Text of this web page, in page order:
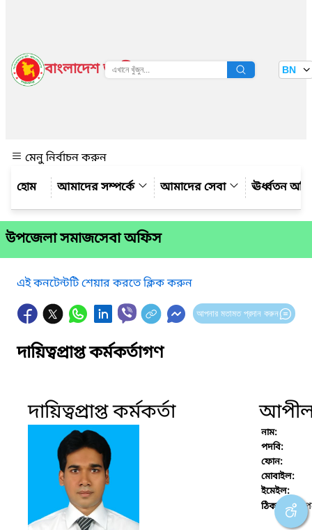
বাংলাদেশ জাতীয় তথ্য বাতায়ন BN
মেনু নির্বাচন করুন
আমাদের সম্পর্কে
আমাদের সেবা ঊর্ধ্বতন
উপজেলা সমাজসেবা অফিস
এই কনটেন্টটি শেয়ার করতে ক্লিক করুন
আপনার মতামত প্রদান করুন
দায়িত্বপ্রাপ্ত কর্মকর্তাগণ
দায়িত্বপ্রাপ্ত কর্মকর্তা আপীল
নাম:
পদবি:
ফোন:
মোবাইল:
ইমেইল:
ঠিকানা :